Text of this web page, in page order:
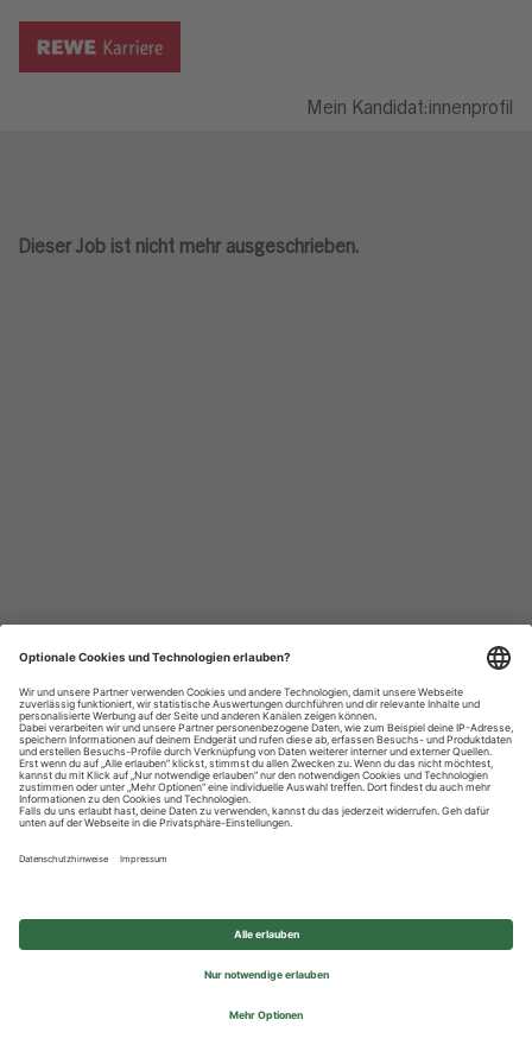
Mein Kandidat:innenprofil
Dieser Job ist nicht mehr ausgeschrieben.
Datenschutzhinweise
Impressum
Privatsphäre-Einstellungen
© 2026 REWE Group - All rights reserved